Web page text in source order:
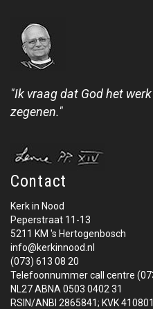
"Ik vraag dat God het
zegenen."
Contact
Kerk in Nood
Peperstraat 11-13
5211 KM 's Hertogenbosch
info@kerkinnood.nl
(073) 613 08 20
Telefoonnummer call centre
NL27 ABNA 0503 0402 31
RSIN/ANBI 2865841; KVK